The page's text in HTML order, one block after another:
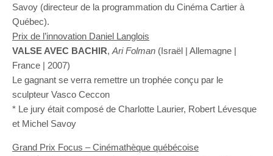
Savoy (directeur de la programmation du Cinéma Cartier à
Québec).
Prix de l’innovation Daniel Langlois
VALSE AVEC BACHIR, Ari Folman (Israël | Allemagne |
France | 2007)
Le gagnant se verra remettre un trophée conçu par le
sculpteur Vasco Ceccon
* Le jury était composé de Charlotte Laurier, Robert Lévesque
et Michel Savoy
Grand Prix Focus – Cinémathèque québécoise